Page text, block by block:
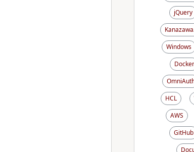
jQuery
Windows
Docker
HCL
AWS
GitHub